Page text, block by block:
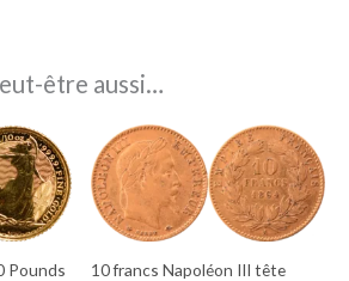
être aussi…
Pounds
10 francs Napoléon III tête